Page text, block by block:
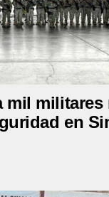
mil militares
en